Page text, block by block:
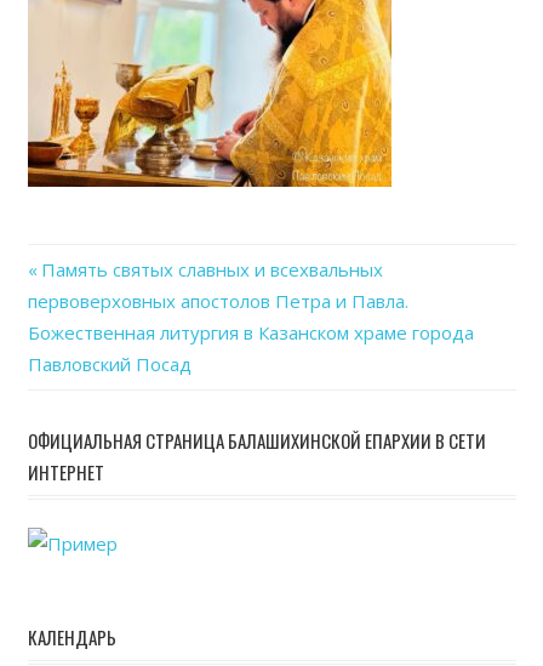
Навигация
по
Previous
Post:
Память святых славных и всехвальных
первоверховных апостолов Петра и Павла.
Божественная литургия в Казанском храме города
Павловский Посад
ОФИЦИАЛЬНАЯ СТРАНИЦА БАЛАШИХИНСКОЙ ЕПАРХИИ В СЕТИ
ИНТЕРНЕТ
КАЛЕНДАРЬ